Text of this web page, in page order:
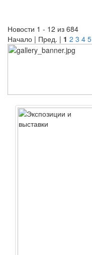
Новости 1 - 12 из 684
Начало | Пред. | 1 2 3 4 5